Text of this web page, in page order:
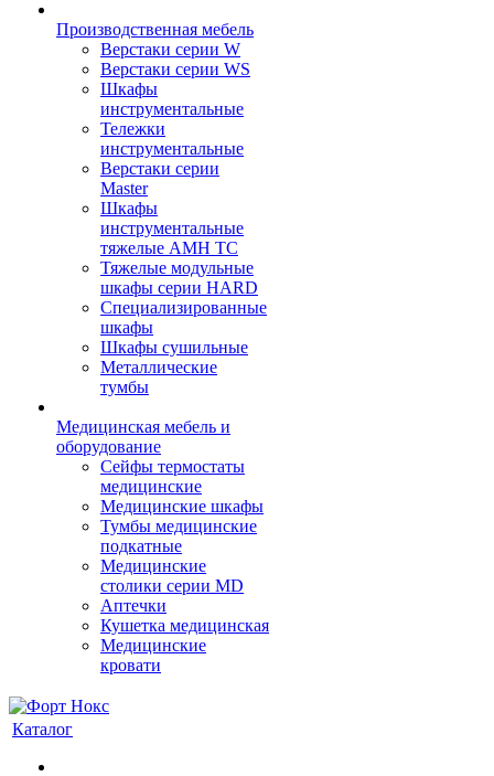
Производственная мебель
Верстаки серии W
Верстаки серии WS
Шкафы
инструментальные
Тележки
инструментальные
Верстаки серии
Master
Шкафы
инструментальные
тяжелые AMH TC
Тяжелые модульные
шкафы серии HARD
Cпециализированные
шкафы
Шкафы сушильные
Металлические
тумбы
Медицинская мебель и
оборудование
Сейфы термостаты
медицинские
Медицинские шкафы
Тумбы медицинские
подкатные
Медицинские
столики серии MD
Аптечки
Кушетка медицинская
Медицинские
кровати
Каталог